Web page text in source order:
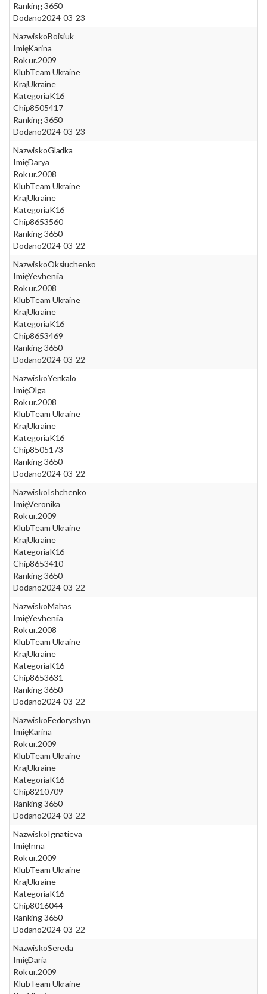
Ranking 3650
Dodano2024-03-23
NazwiskoBoisiuk
ImięKarina
Rok ur.2009
KlubTeam Ukraine
KrajUkraine
KategoriaK16
Chip8505417
Ranking 3650
Dodano2024-03-23
NazwiskoGladka
ImięDarya
Rok ur.2008
KlubTeam Ukraine
KrajUkraine
KategoriaK16
Chip8653560
Ranking 3650
Dodano2024-03-22
NazwiskoOksiuchenko
ImięYevheniia
Rok ur.2008
KlubTeam Ukraine
KrajUkraine
KategoriaK16
Chip8653469
Ranking 3650
Dodano2024-03-22
NazwiskoYenkalo
ImięOlga
Rok ur.2008
KlubTeam Ukraine
KrajUkraine
KategoriaK16
Chip8505173
Ranking 3650
Dodano2024-03-22
NazwiskoIshchenko
ImięVeronika
Rok ur.2009
KlubTeam Ukraine
KrajUkraine
KategoriaK16
Chip8653410
Ranking 3650
Dodano2024-03-22
NazwiskoMahas
ImięYevheniia
Rok ur.2008
KlubTeam Ukraine
KrajUkraine
KategoriaK16
Chip8653631
Ranking 3650
Dodano2024-03-22
NazwiskoFedoryshyn
ImięKarina
Rok ur.2009
KlubTeam Ukraine
KrajUkraine
KategoriaK16
Chip8210709
Ranking 3650
Dodano2024-03-22
NazwiskoIgnatieva
ImięInna
Rok ur.2009
KlubTeam Ukraine
KrajUkraine
KategoriaK16
Chip8016044
Ranking 3650
Dodano2024-03-22
NazwiskoSereda
ImięDaria
Rok ur.2009
KlubTeam Ukraine